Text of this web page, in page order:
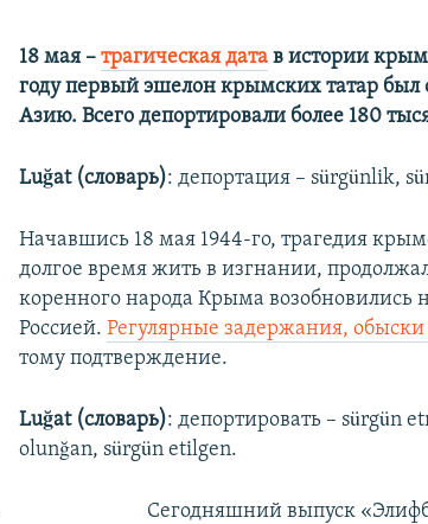
18 мая –​трагическая дата в истории
году первый эшелон крымских татар был
Азию. Всего депортировали более 180
Luğat (словарь): депортация – sürgünlik,
Начавшись 18 мая 1944-го, трагедия
долгое время жить в изгнании,
коренного народа Крыма возобновились
Россией.Регулярные задержания,
тому подтверждение.
Luğat (словарь): депортировать – sürgün
olunğan, sürgün etilgen.
Сегодняшний выпуск